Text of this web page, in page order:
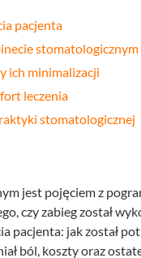
pacjenta
stomatologicznym
ich minimalizacji
leczenia
stomatologicznej
jest pojęciem z
czy zabieg został
pacjenta: jak został
ból, koszty oraz